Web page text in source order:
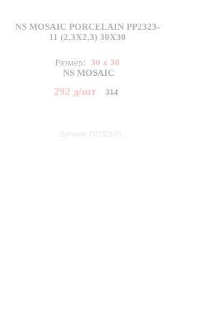
NS MOSAIC PORCELAIN PP2323-
11 (2,3X2,3) 30X30
Размер:
30 x 30
NS MOSAIC
292 д/шт 314
Артикул: PP2323-11